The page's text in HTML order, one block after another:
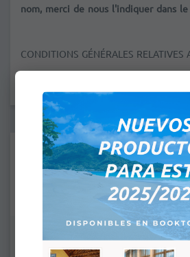
nom, merci de nous l'indiquer dans
CONDITIONS GÉNÉRALES RELATIVES
Date:
Nom / prénom: